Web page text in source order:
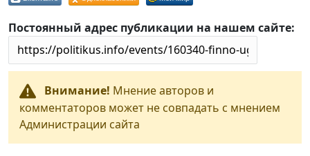
Постоянный адрес публикации на нашем сайте:
Внимание! Мнение авторов и
комментаторов может не совпадать с мнением
Администрации сайта